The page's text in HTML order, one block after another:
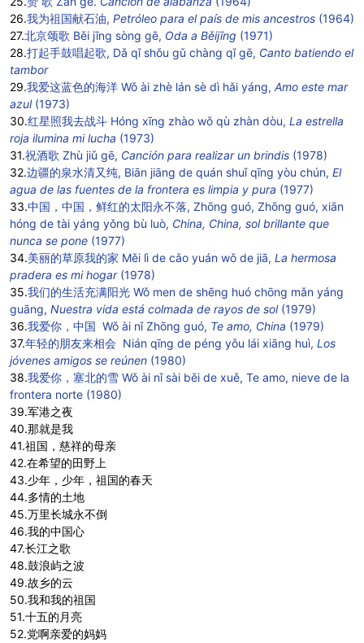
26.我为祖国献石油, Petróleo para el país de mis ancestros (1964)
27.北京颂歌 Běi jīng sòng gē, Oda a Běijīng (1971)
28.打起手鼓唱起歌, Dǎ qǐ shǒu gǔ chàng qǐ gē, Canto batiendo el
tambor
29.我爱这蓝色的海洋 Wǒ ài zhè lán sè dì hǎi yáng, Amo este mar
azul(1973)
30.红星照我去战斗 Hóng xīng zhào wǒ qù zhàn dòu, La estrella
roja ilumina mi lucha (1973)
31.祝酒歌 Zhù jiǔ gē, Canción para realizar un brindis (1978)
32.边疆的泉水清又纯, Biān jiāng de quán shuǐ qīng yòu chún, El
agua de las fuentes de la frontera es limpia y pura (1977)
33.中国，中国，鲜红的太阳永不落, Zhōng guó, Zhōng guó, xiān
hóng de tài yáng yǒng bù luò, China, China, sol brillante que
nunca se pone (1977)
34.美丽的草原我的家 Měi lì de cǎo yuán wǒ de jiā, La hermosa
pradera es mi hogar (1978)
35.我们的生活充满阳光 Wǒ men de shēng huó chōng mǎn yáng
guāng, Nuestra vida está colmada de rayos de sol(1979)
36.我爱你，中国 Wǒ ài nǐ Zhōng guó, Te amo, China (1979)
37.年轻的朋友来相会 Nián qīng de péng yǒu lái xiāng huì, Los
jóvenes amigos se reúnen (1980)
38.我爱你，塞北的雪 Wǒ ài nǐ sài běi de xuě, Te amo, nieve de la
frontera norte (1980)
39.军港之夜
40.那就是我
41.祖国，慈祥的母亲
42.在希望的田野上
43.少年，少年，祖国的春天
44.多情的土地
45.万里长城永不倒
46.我的中国心
47.长江之歌
48.鼓浪屿之波
49.故乡的云
50.我和我的祖国
51.十五的月亮
52.党啊亲爱的妈妈